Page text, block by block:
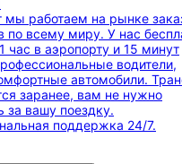
мы работаем на рынке
по всему миру. У нас
час в аэропорту и 15 минут
водители,
автомобили.
заранее, вам не нужно
за вашу поездку.
поддержка 24/7.